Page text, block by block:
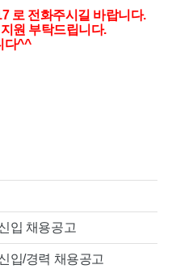
로 전화주시길 바랍니다.
원 부탁드립니다.
다^^
입 채용공고
입/경력 채용공고